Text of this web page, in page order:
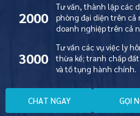
2000
Tư vấn, thành lập các
phòng đại diện trên cả
doanh nghiệp trên cả
3000
Tư vấn các vụ việc ly
thừa kế; tranh chấp
và tố tụng hành chính.
CHAT NGAY GỌI N